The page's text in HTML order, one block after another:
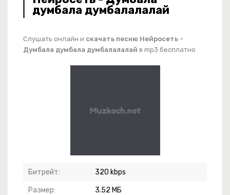
думбала думбалалалай
Слушать онлайн и скачать песню Нейросеть -
Думбала думбала думбалалалай в mp3 бесплатно
Битрейт: 320 kbps
Размер: 3.52 МБ